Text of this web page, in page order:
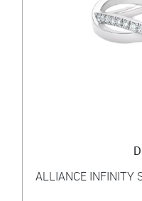
ALLIANCE INFINITY